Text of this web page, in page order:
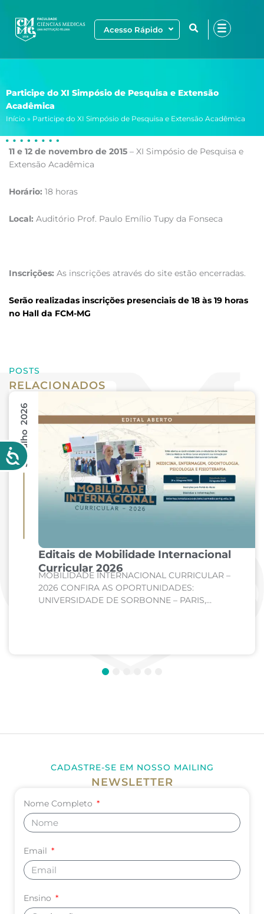
para
Acesso Rápido
Participe do XI Simpósio de Pesquisa e Extensão
Acadêmica
Início » Participe do XI Simpósio de Pesquisa e Extensão Acadêmica
11 e 12 de novembro de 2015 – XI Simpósio de Pesquisa e
Extensão Acadêmica
Horário: 18 horas
Local: Auditório Prof. Paulo Emílio Tupy da Fonseca
Inscrições: As inscrições através do site estão encerradas.
Serão realizadas inscrições presenciais de 18 às 19 horas
no Hall da FCM-MG
POSTS
RELACIONADOS
Editais de Mobilidade Internacional
Curricular 2026
MOBILIDADE INTERNACIONAL CURRICULAR –
2026 CONFIRA AS OPORTUNIDADES:
UNIVERSIDADE DE SORBONNE – PARIS,
31 Julho 2026
4
CADASTRE-SE EM NOSSO MAILING
NEWSLETTER
Nome Completo
Email
Ensino